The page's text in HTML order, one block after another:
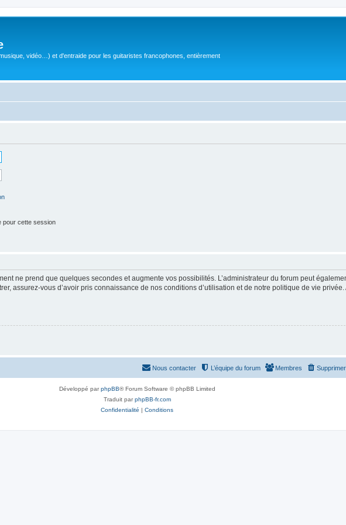
vidéo…) et d'entraide pour les guitaristes francophones, entièrement
pour cette session
ne prend que quelques secondes et augmente vos possibilités. L’administrateur du forum peut
assurez-vous d’avoir pris connaissance de nos conditions d’utilisation et de notre politique de vie
Membres
L’équipe du forum
Nous contacter
Développé parphpBB® Forum Software © phpBB Limited
Traduit parphpBB-fr.com
Confidentialité | Conditions